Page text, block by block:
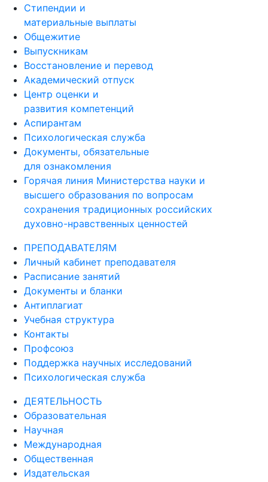
Стипендии и
материальные выплаты
Общежитие
Выпускникам
Восстановление и перевод
Академический отпуск
Центр оценки и
развития компетенций
Аспирантам
Психологическая служба
Документы, обязательные
для ознакомления
Горячая линия Министерства науки и
высшего образования по вопросам
сохранения традиционных российских
духовно-нравственных ценностей
ПРЕПОДАВАТЕЛЯМ
Личный кабинет преподавателя
Расписание занятий
Документы и бланки
Антиплагиат
Учебная структура
Контакты
Профсоюз
Поддержка научных исследований
Психологическая служба
ДЕЯТЕЛЬНОСТЬ
Образовательная
Научная
Международная
Общественная
Издательская